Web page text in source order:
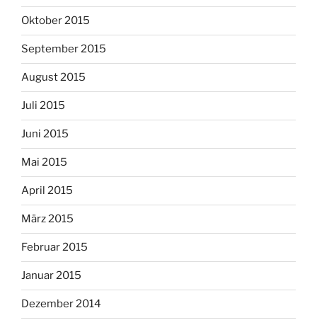
Oktober 2015
September 2015
August 2015
Juli 2015
Juni 2015
Mai 2015
April 2015
März 2015
Februar 2015
Januar 2015
Dezember 2014